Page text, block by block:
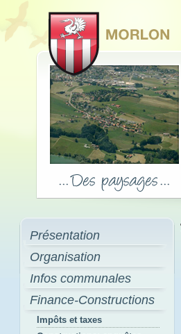
Présentation
Organisation
Infos communales
Finance-Constructions
Impôts et taxes